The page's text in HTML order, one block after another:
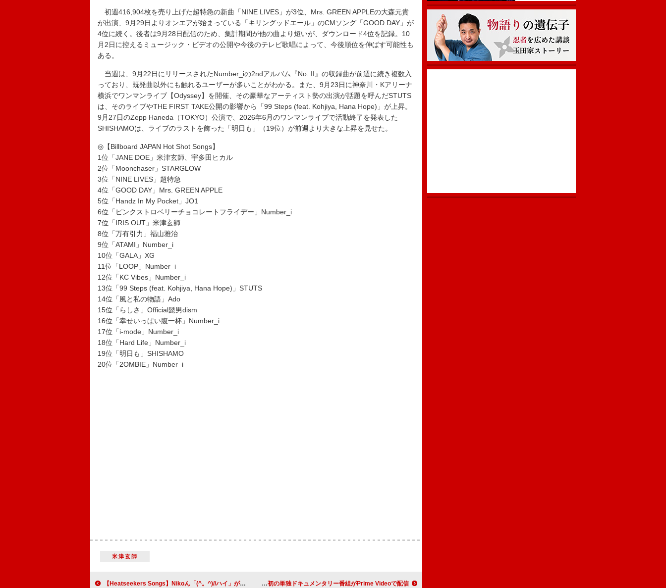
初週416,904枚を売り上げた超特急の新曲「NINE LIVES」が3位、Mrs. GREEN APPLEの大森元貴
が出演、9月29日よりオンエアが始まっている「キリングッドエール」のCMソング「GOOD DAY」が
4位に続く。後者は9月28日配信のため、集計期間が他の曲より短いが、ダウンロード4位を記録。10
月2日に控えるミュージック・ビデオの公開や今後のテレビ歌唱によって、今後順位を伸ばす可能性も
ある。
当週は、9月22日にリリースされたNumber_iの2ndアルバム『No. II』の収録曲が前週に続き複数入
っており、既発曲以外にも触れるユーザーが多いことがわかる。また、9月23日に神奈川・Kアリーナ
横浜でワンマンライブ【Odyssey】を開催、その豪華なアーティスト勢の出演が話題を呼んだSTUTS
は、そのライブやTHE FIRST TAKE公開の影響から「99 Steps (feat. Kohjiya, Hana Hope)」が上昇。
9月27日のZepp Haneda（TOKYO）公演で、2026年6月のワンマンライブで活動終了を発表した
SHISHAMOは、ライブのラストを飾った「明日も」（19位）が前週より大きな上昇を見せた。
◎【Billboard JAPAN Hot Shot Songs】
1位「JANE DOE」米津玄師、宇多田ヒカル
2位「Moonchaser」STARGLOW
3位「NINE LIVES」超特急
4位「GOOD DAY」Mrs. GREEN APPLE
5位「Handz In My Pocket」JO1
6位「ピンクストロベリーチョコレートフライデー」Number_i
7位「IRIS OUT」米津玄師
8位「万有引力」福山雅治
9位「ATAMI」Number_i
10位「GALA」XG
11位「LOOP」Number_i
12位「KC Vibes」Number_i
13位「99 Steps (feat. Kohjiya, Hana Hope)」STUTS
14位「風と私の物語」Ado
15位「らしさ」Official髭男dism
16位「幸せいっぱい腹一杯」Number_i
17位「i-mode」Number_i
18位「Hard Life」Number_i
19位「明日も」SHISHAMO
20位「2OMBIE」Number_i
米津玄師
【Heatseekers Songs】Nikoん「(^。^)//ハイ」が初の首位獲得 肘打ち動画が話題の「犬とバカ猫」が初登場 玉森裕太（Kis-My-Ft2）、自身初の単独ドキュメンタリー番組がPrime Videoで配信